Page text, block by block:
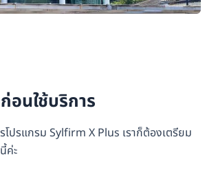
อนใช้บริการ
โปรแกรม Sylfirm X Plus เราก็ต้องเตรียม
ค่ะ